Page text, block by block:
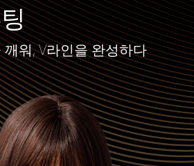
워, V라인을 완성하다